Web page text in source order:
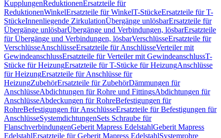
KupplungenReduktionenErsatzteile für
ReduktionenWinkelErsatzteile für WinkelT-StückeErsatzteile für T-
StückeInnenliegende ZirkulationÜbergänge unlösbarErsatzteile für
Übergänge unlösbarÜbergänge und Verbindungen, lösbarErsatzteile
für Übergänge und Verbindungen, lösbarVerschlüsseErsatzteile für
VerschlüsseAnschlüsseErsatzteile für AnschlüsseVerteiler mit
GewindeanschlussErsatzteile für Verteiler mit GewindeanschlussT-
Stücke für HeizungErsatzteile für T-Stücke für HeizungAnschlüsse
für HeizungErsatzteile für Anschlüsse für
HeizungZubehörErsatzteile für ZubehörDämmungen für
AnschlüsseAbdichtungen für Rohre und FittingsAbdichtungen für
AnschlüsseAbdeckungen für RohreBefestigungen für
RohreBefestigungen für AnschlüsseErsatzteile für Befestigungen für
AnschlüsseSystemdichtungenSets Schraube für
FlanschverbindungenGeberit Mapress EdelstahlGeberit Mapress
EdelstahlErsatzteile für Geberit Mapress EdelstahlSystemrohre